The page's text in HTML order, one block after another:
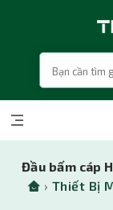
Đầu bấm cáp
› Thiết Bị